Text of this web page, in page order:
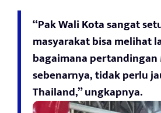
“Pak Wali Kota sangat
masyarakat bisa melihat
bagaimana
sebenarnya, tidak perlu
Thailand,” ungkapnya.